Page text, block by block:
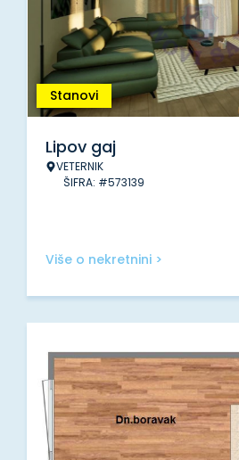
Stanovi
Lipov gaj
VETERNIK
ŠIFRA: #573139
Više o nekretnini >